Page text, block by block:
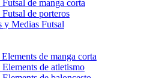
de manga corta
de porteros
y Medias Futsal
de manga corta
de atletismo